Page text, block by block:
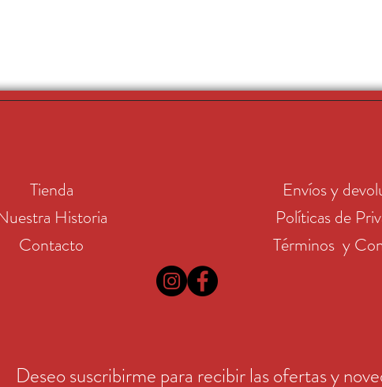
Tienda
Historia
Contacto
Envíos y
Políticas de
Términos y
Deseo suscribirme para recibir las ofertas y